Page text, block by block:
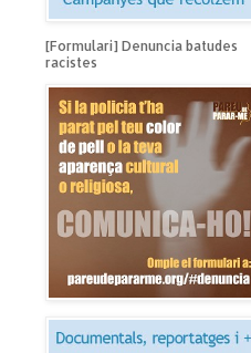
[Formulari] Denuncia batudes
racistes